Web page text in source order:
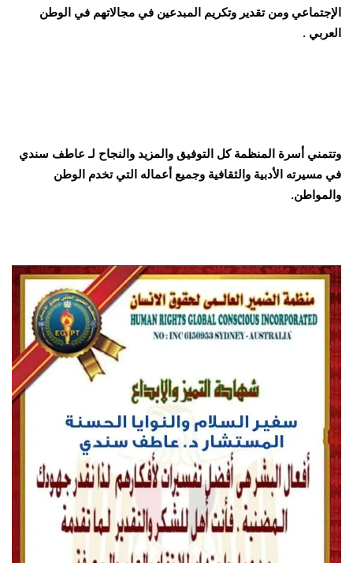
الإجتماعي ومن تقدير وتكريم المبدعين في مجالاتهم في الوطن
العربي .
وتتمني أسرة المنظمة كل التوفيق والمزيد والنجاح لـ عاطف سندي
في مسيرته الأدبية والثقافية وجميع أعماله التي تخدم الوطن
والمواطن.